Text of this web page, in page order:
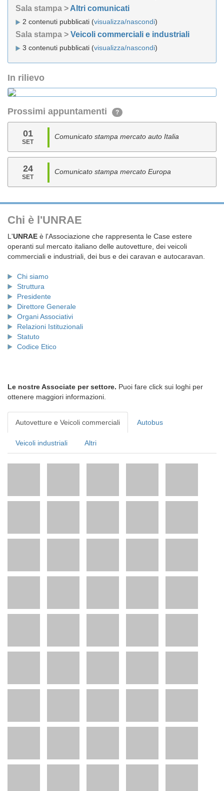
Sala stampa > Altri comunicati
2 contenuti pubblicati (visualizza/nascondi)
Sala stampa > Veicoli commerciali e industriali
3 contenuti pubblicati (visualizza/nascondi)
In rilievo
Prossimi appuntamenti ?
01
SET
Comunicato stampa mercato auto Italia
24
SET
Comunicato stampa mercato Europa
Chi è l'UNRAE
L'UNRAE è l'Associazione che rappresenta le Case estere
operanti sul mercato italiano delle autovetture, dei veicoli
commerciali e industriali, dei bus e dei caravan e autocaravan.
Chi siamo
Struttura
Presidente
Direttore Generale
Organi Associativi
Relazioni Istituzionali
Statuto
Codice Etico
Le nostre Associate per settore. Puoi fare click sui loghi per
ottenere maggiori informazioni.
Autovetture e Veicoli commerciali Autobus
Veicoli industriali Altri